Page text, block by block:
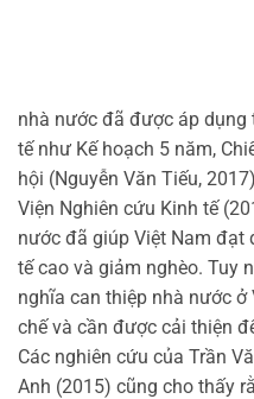
nhà nước đã được áp dụng
tế như Kế hoạch 5 năm,
hội (Nguyễn Văn Tiếu,
Viện Nghiên cứu Kinh tế
nước đã giúp Việt Nam
tế cao và giảm nghèo. Tuy
nghĩa can thiệp nhà nước ở
chế và cần được cải thiện
Các nghiên cứu của Trần
Anh (2015) cũng cho thấy